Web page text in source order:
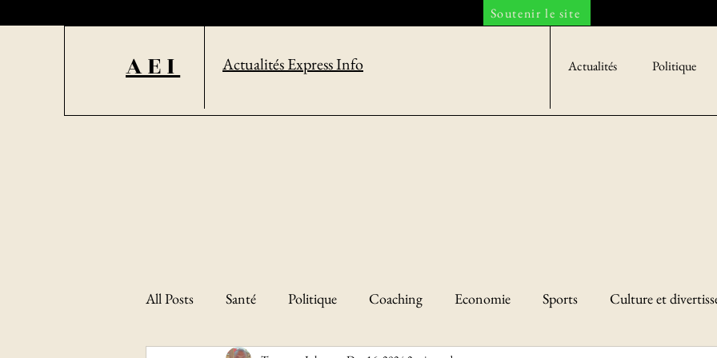
Soutenir le site
AEI Actualités Express Info Actualités Politique
All Posts Santé Politique Coaching Economie Sports Culture et